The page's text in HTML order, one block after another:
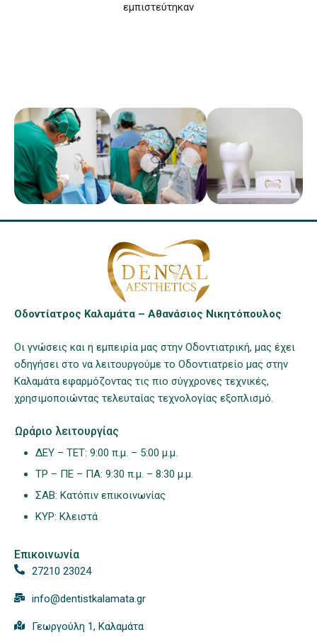
εμπιστεύτηκαν
Οδοντίατρος Καλαμάτα – Αθανάσιος Νικητόπουλος
Οι γνώσεις και η εμπειρία μας στην Οδοντιατρική, μας έχει
οδηγήσει στο να λειτουργούμε το Οδοντιατρείο μας στην
Καλαμάτα εφαρμόζοντας τις πιο σύγχρονες τεχνικές,
χρησιμοποιώντας τελευταίας τεχνολογίας εξοπλισμό.
Ωράριο λειτουργίας
ΔΕΥ – ΤΕΤ: 9:00 π.μ. – 5:00 μ.μ.
ΤΡ – ΠΕ – ΠΑ: 9:30 π.μ. – 8:30 μ.μ.
ΣΑΒ: Κατόπιν επικοινωνίας
ΚΥΡ: Κλειστά
Επικοινωνία
27210 23024
info@dentistkalamata.gr
Γεωργούλη 1, Καλαμάτα